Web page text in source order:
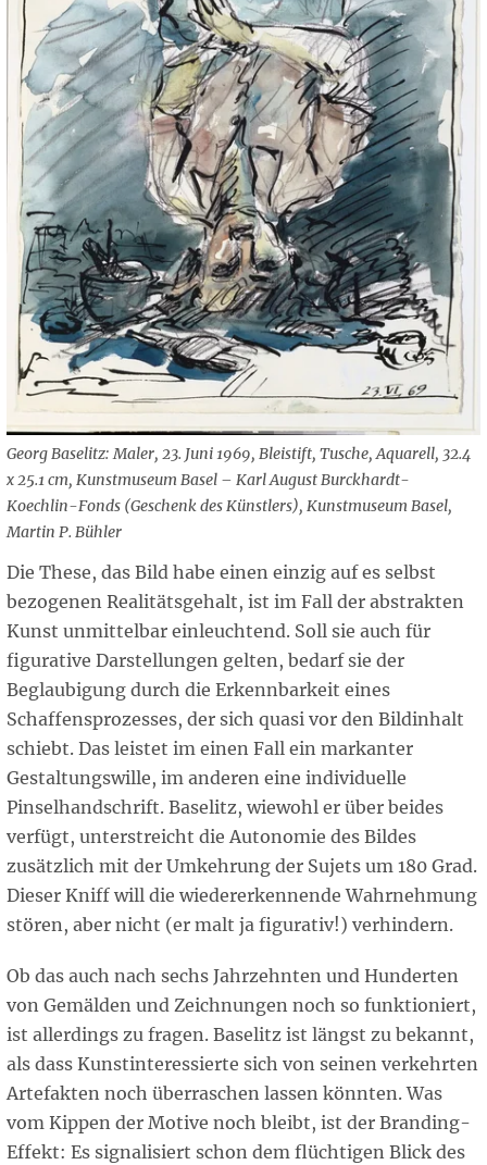
Georg Baselitz: Maler, 23. Juni 1969, Bleistift, Tusche, Aquarell, 32.4
x 25.1 cm, Kunstmuseum Basel – Karl August Burckhardt-
Koechlin-Fonds (Geschenk des Künstlers), Kunstmuseum Basel,
Martin P. Bühler
Die These, das Bild habe einen einzig auf es selbst
bezogenen Realitätsgehalt, ist im Fall der abstrakten
Kunst unmittelbar einleuchtend. Soll sie auch für
figurative Darstellungen gelten, bedarf sie der
Beglaubigung durch die Erkennbarkeit eines
Schaffensprozesses, der sich quasi vor den Bildinhalt
schiebt. Das leistet im einen Fall ein markanter
Gestaltungswille, im anderen eine individuelle
Pinselhandschrift. Baselitz, wiewohl er über beides
verfügt, unterstreicht die Autonomie des Bildes
zusätzlich mit der Umkehrung der Sujets um 180 Grad.
Dieser Kniff will die wiedererkennende Wahrnehmung
stören, aber nicht (er malt ja figurativ!) verhindern.
Ob das auch nach sechs Jahrzehnten und Hunderten
von Gemälden und Zeichnungen noch so funktioniert,
ist allerdings zu fragen. Baselitz ist längst zu bekannt,
als dass Kunstinteressierte sich von seinen verkehrten
Artefakten noch überraschen lassen könnten. Was
vom Kippen der Motive noch bleibt, ist der Branding-
Effekt: Es signalisiert schon dem flüchtigen Blick des